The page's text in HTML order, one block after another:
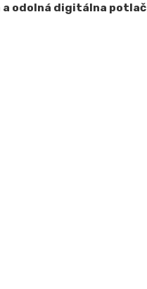
a odolná digitálna potlač